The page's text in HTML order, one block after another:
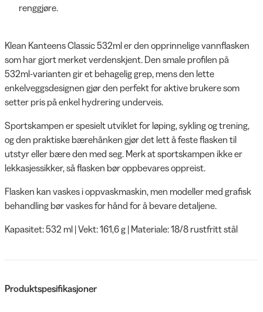
renggjøre.
Klean Kanteens Classic 532ml er den opprinnelige vannflasken
som har gjort merket verdenskjent. Den smale profilen på
532ml-varianten gir et behagelig grep, mens den lette
enkelveggsdesignen gjør den perfekt for aktive brukere som
setter pris på enkel hydrering underveis.
Sportskampen er spesielt utviklet for løping, sykling og trening,
og den praktiske bærehånken gjør det lett å feste flasken til
utstyr eller bære den med seg. Merk at sportskampen ikke er
lekkasjessikker, så flasken bør oppbevares oppreist.
Flasken kan vaskes i oppvaskmaskin, men modeller med grafisk
behandling bør vaskes for hånd for å bevare detaljene.
Kapasitet: 532 ml | Vekt: 161,6 g | Materiale: 18/8 rustfritt stål
Produktspesifikasjoner